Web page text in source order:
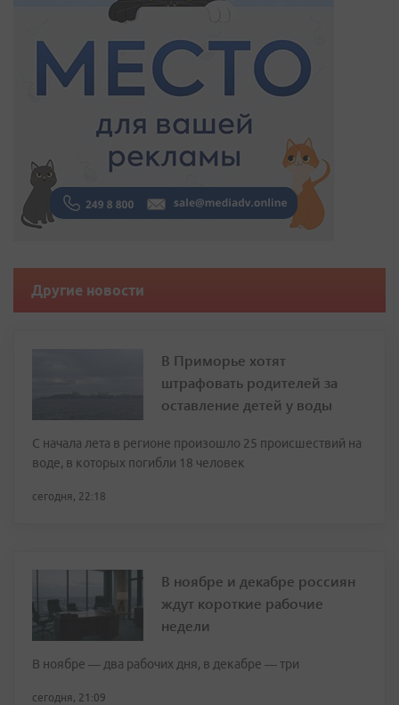
Другие новости
В Приморье хотят
штрафовать родителей за
оставление детей у воды
С начала лета в регионе произошло 25 происшествий на
воде, в которых погибли 18 человек
сегодня, 22:18
В ноябре и декабре россиян
ждут короткие рабочие
недели
В ноябре — два рабочих дня, в декабре — три
сегодня, 21:09